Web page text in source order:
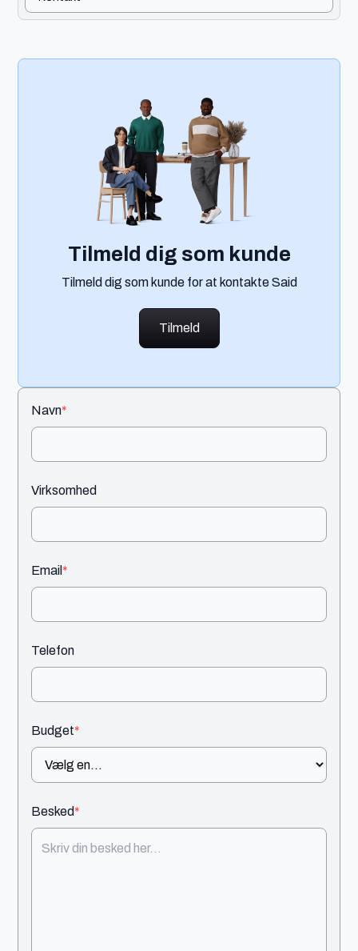
Tilmeld dig som kunde
Tilmeld dig som kunde for at kontakte Said
Tilmeld
Navn*
Virksomhed
Email*
Telefon
Budget*
Besked*